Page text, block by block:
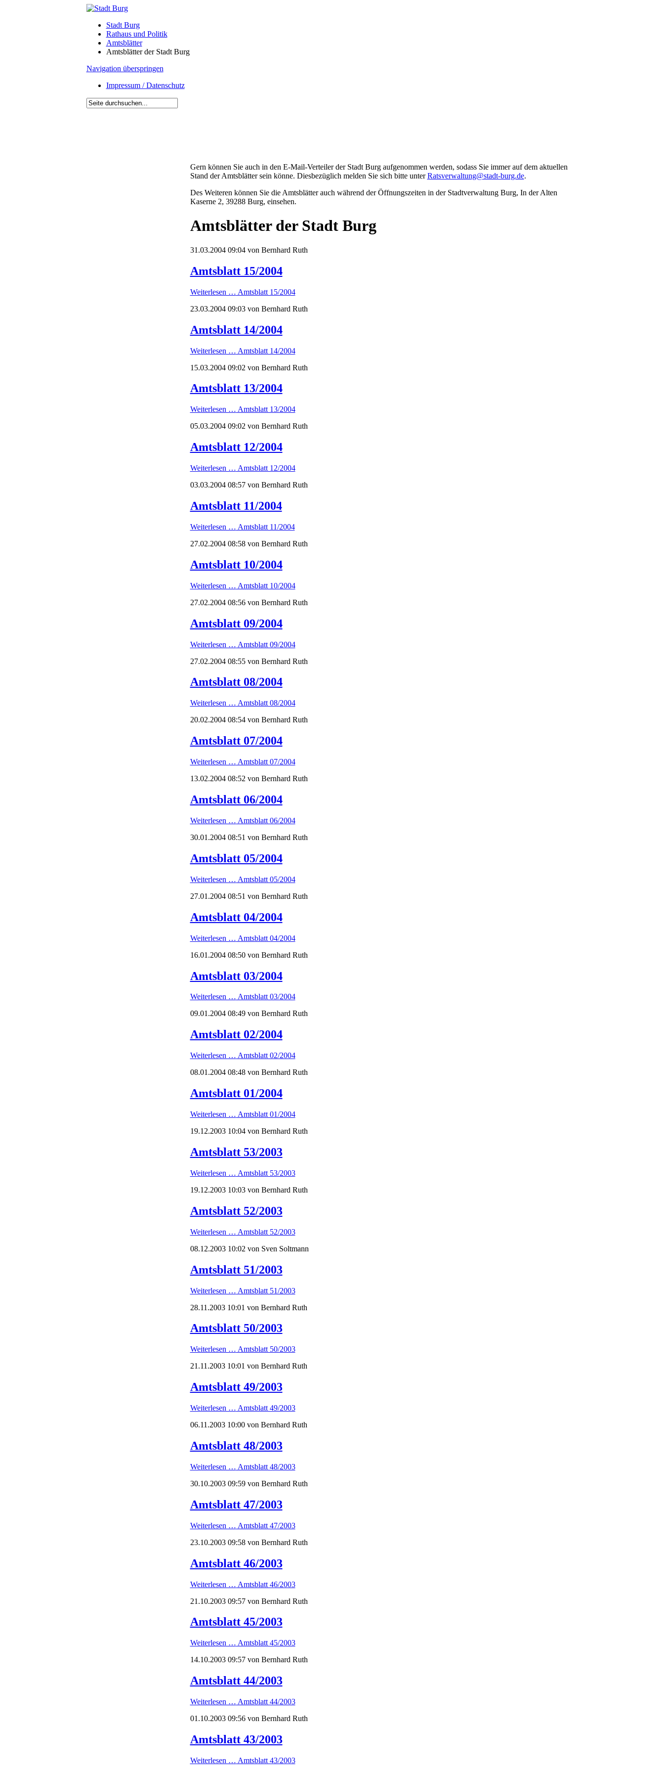
Stadt Burg
Rathaus und Politik
Amtsblätter
Amtsblätter der Stadt Burg
Navigation überspringen
Impressum / Datenschutz
Gern können Sie auch in den E-Mail-Verteiler der Stadt Burg aufgenommen werden, sodass Sie immer auf dem aktuellen
Stand der Amtsblätter sein könne. Diesbezüglich melden Sie sich bitte unterRatsverwaltung@stadt-burg.de.
Des Weiteren können Sie die Amtsblätter auch während der Öffnungszeiten in der Stadtverwaltung Burg, In der Alten
Kaserne 2, 39288 Burg, einsehen.
Amtsblätter der Stadt Burg
31.03.2004 09:04von Bernhard Ruth
Amtsblatt 15/2004
Weiterlesen … Amtsblatt 15/2004
23.03.2004 09:03von Bernhard Ruth
Amtsblatt 14/2004
Weiterlesen … Amtsblatt 14/2004
15.03.2004 09:02 von Bernhard Ruth
Amtsblatt 13/2004
Weiterlesen … Amtsblatt 13/2004
05.03.2004 09:02 von Bernhard Ruth
Amtsblatt 12/2004
Weiterlesen … Amtsblatt 12/2004
03.03.2004 08:57von Bernhard Ruth
Amtsblatt 11/2004
Weiterlesen … Amtsblatt 11/2004
27.02.2004 08:58von Bernhard Ruth
Amtsblatt 10/2004
Weiterlesen … Amtsblatt 10/2004
27.02.2004 08:56von Bernhard Ruth
Amtsblatt 09/2004
Weiterlesen … Amtsblatt 09/2004
27.02.2004 08:55von Bernhard Ruth
Amtsblatt 08/2004
Weiterlesen … Amtsblatt 08/2004
20.02.2004 08:54von Bernhard Ruth
Amtsblatt 07/2004
Weiterlesen … Amtsblatt 07/2004
13.02.2004 08:52 von Bernhard Ruth
Amtsblatt 06/2004
Weiterlesen … Amtsblatt 06/2004
30.01.2004 08:51 von Bernhard Ruth
Amtsblatt 05/2004
Weiterlesen … Amtsblatt 05/2004
27.01.2004 08:51 von Bernhard Ruth
Amtsblatt 04/2004
Weiterlesen … Amtsblatt 04/2004
16.01.2004 08:50von Bernhard Ruth
Amtsblatt 03/2004
Weiterlesen … Amtsblatt 03/2004
09.01.2004 08:49von Bernhard Ruth
Amtsblatt 02/2004
Weiterlesen … Amtsblatt 02/2004
08.01.2004 08:48von Bernhard Ruth
Amtsblatt 01/2004
Weiterlesen … Amtsblatt 01/2004
19.12.2003 10:04von Bernhard Ruth
Amtsblatt 53/2003
Weiterlesen … Amtsblatt 53/2003
19.12.2003 10:03von Bernhard Ruth
Amtsblatt 52/2003
Weiterlesen … Amtsblatt 52/2003
08.12.2003 10:02 von Sven Soltmann
Amtsblatt 51/2003
Weiterlesen … Amtsblatt 51/2003
28.11.2003 10:01 von Bernhard Ruth
Amtsblatt 50/2003
Weiterlesen … Amtsblatt 50/2003
21.11.2003 10:01 von Bernhard Ruth
Amtsblatt 49/2003
Weiterlesen … Amtsblatt 49/2003
06.11.2003 10:00von Bernhard Ruth
Amtsblatt 48/2003
Weiterlesen … Amtsblatt 48/2003
30.10.2003 09:59von Bernhard Ruth
Amtsblatt 47/2003
Weiterlesen … Amtsblatt 47/2003
23.10.2003 09:58von Bernhard Ruth
Amtsblatt 46/2003
Weiterlesen … Amtsblatt 46/2003
21.10.2003 09:57von Bernhard Ruth
Amtsblatt 45/2003
Weiterlesen … Amtsblatt 45/2003
14.10.2003 09:57von Bernhard Ruth
Amtsblatt 44/2003
Weiterlesen … Amtsblatt 44/2003
01.10.2003 09:56von Bernhard Ruth
Amtsblatt 43/2003
Weiterlesen … Amtsblatt 43/2003